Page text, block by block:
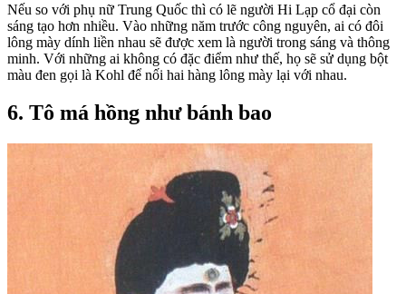
Nếu so với phụ nữ Trung Quốc thì có lẽ người Hi Lạp cổ đại còn
sáng tạo hơn nhiều. Vào những năm trước công nguyên, ai có đôi
lông mày dính liền nhau sẽ được xem là người trong sáng và thông
minh. Với những ai không có đặc điểm như thế, họ sẽ sử dụng bột
màu đen gọi là Kohl để nối hai hàng lông mày lại với nhau.
6. Tô má hồng như bánh bao